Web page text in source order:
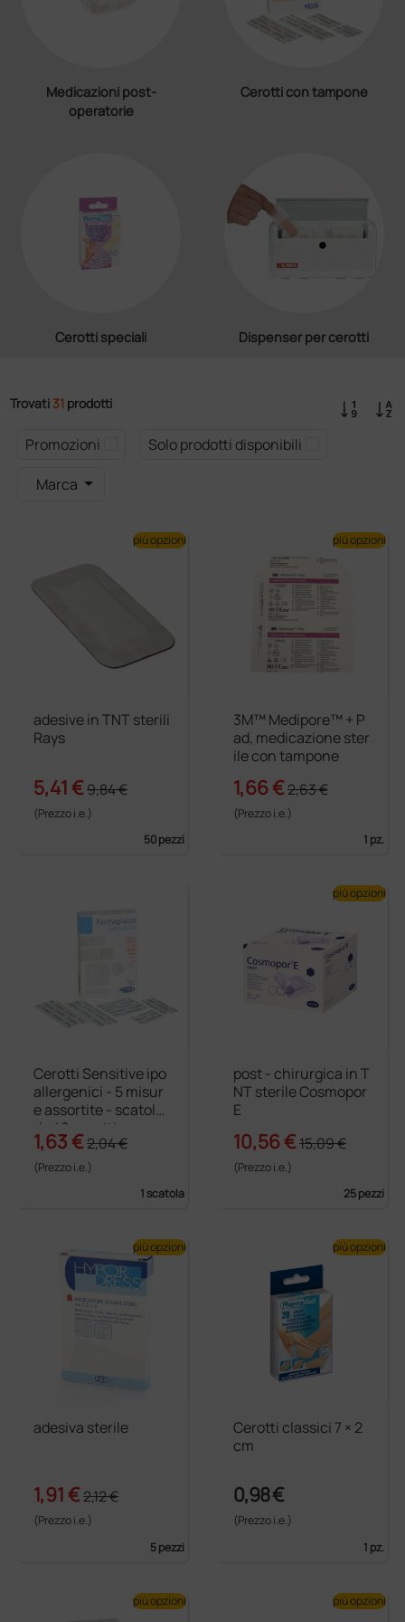
Medicazioni post-
operatorie
Cerotti con tampone
Cerotti speciali Dispenser per cerotti
Trovati 31 prodotti
Promozioni
Solo prodotti disponibili
Marca
adesive in TNT sterili
Rays
5,41 €9,84 €
(Prezzo i.e.)
50 pezzi
più opzioni
3M™ Medipore™ + P
ad, medicazione ster
ile con tampone
1,66 €2,63 €
(Prezzo i.e.)
1 pz.
più opzioni
Cerotti Sensitive ipo
allergenici - 5 misur
e assortite - scatola
da 40 cerotti
1,63 €2,04 €
(Prezzo i.e.)
1 scatola
post - chirurgica in T
NT sterile Cosmopor
E
10,56 €15,09 €
(Prezzo i.e.)
25 pezzi
più opzioni
adesiva sterile
1,91 €2,12 €
(Prezzo i.e.)
5 pezzi
più opzioni
Cerotti classici 7 × 2
cm
0,98 €
(Prezzo i.e.)
1 pz.
più opzioni
più opzioni più opzioni